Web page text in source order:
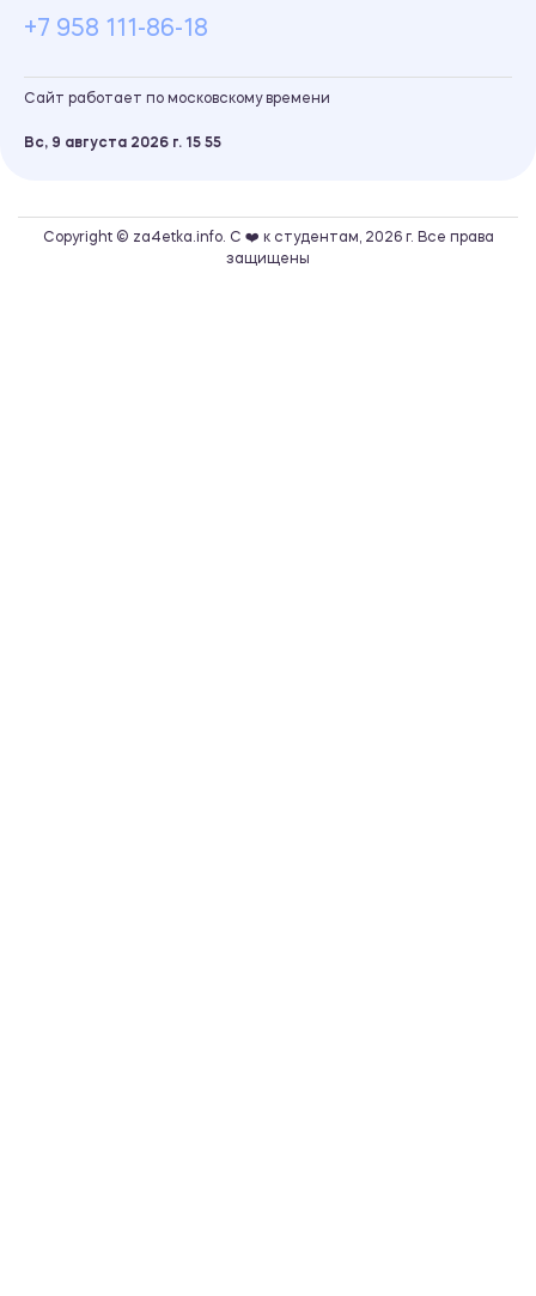
+7 958 111-86-18
Сайт работает по московскому времени
Вс, 9 августа 2026 г. 15 55
Copyright © za4etka.info. С ❤️ к студентам, 2026 г. Все права
защищены